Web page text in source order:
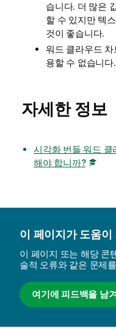
습니다. 더 많은
할 수 있지만 텍
것이 좋습니다.
워드 클라우드 차
용할 수 없습니다.
자세한 정보
시각화 번들 워드 클
해야 합니까?
이 페이지가 도움이
이 페이지 또는 해당 콘
술적 오류와 같은 문제
여기에 피드백을 남